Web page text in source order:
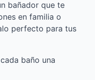
bañador que te
en familia o
perfecto para tus
baño una